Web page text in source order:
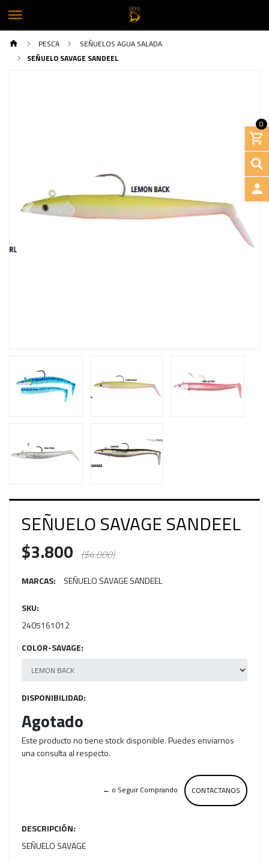
0
PESCA
SEÑUELOS AGUA SALADA
SEÑUELO SAVAGE SANDEEL
Previous
SEÑUELO SAVAGE SANDEEL
$3.800 ($4.000)
MARCAS: SEÑUELO SAVAGE SANDEEL
SKU:
2405161012
COLOR-SAVAGE:
DISPONIBILIDAD:
Agotado
Este producto no tiene stock disponible. Puedes enviarnos
una consulta al respecto.
CONTACTANOS
← o Seguir Comprando
DESCRIPCIÓN:
SEÑUELO SAVAGE